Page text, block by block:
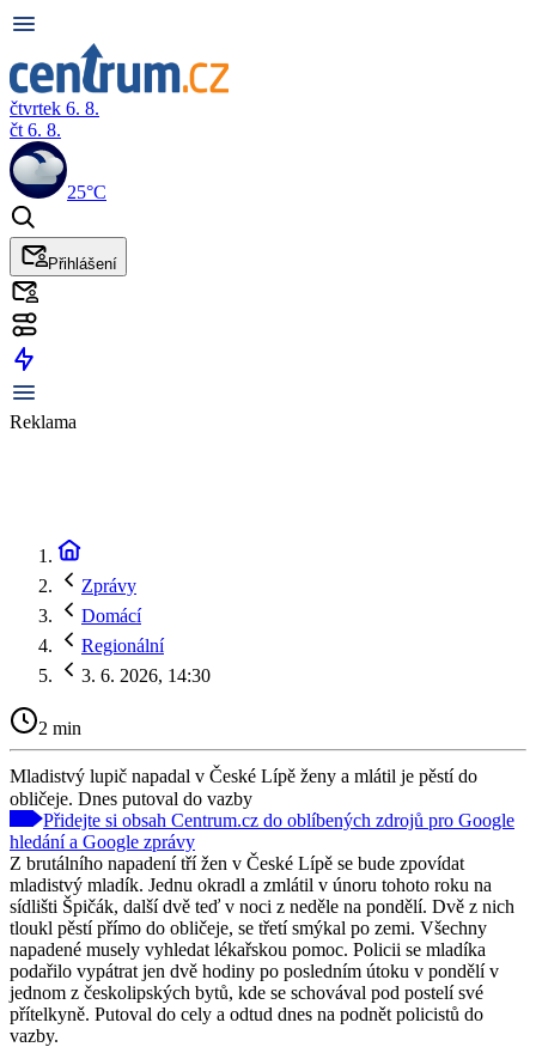
čtvrtek 6. 8.
čt 6. 8.
25°C
Přihlášení
Reklama
Zprávy
Domácí
Regionální
3. 6. 2026, 14:30
2 min
Mladistvý lupič napadal v České Lípě ženy a mlátil je pěstí do
obličeje. Dnes putoval do vazby
Přidejte si obsah Centrum.cz do oblíbených zdrojů pro Google
hledání a Google zprávy
Z brutálního napadení tří žen v České Lípě se bude zpovídat
mladistvý mladík. Jednu okradl a zmlátil v únoru tohoto roku na
sídlišti Špičák, další dvě teď v noci z neděle na pondělí. Dvě z nich
tloukl pěstí přímo do obličeje, se třetí smýkal po zemi. Všechny
napadené musely vyhledat lékařskou pomoc. Policii se mladíka
podařilo vypátrat jen dvě hodiny po posledním útoku v pondělí v
jednom z českolipských bytů, kde se schovával pod postelí své
přítelkyně. Putoval do cely a odtud dnes na podnět policistů do
vazby.